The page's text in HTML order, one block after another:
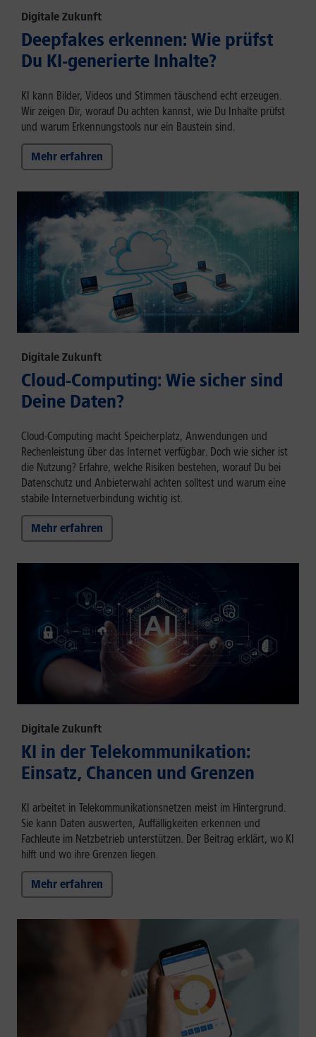
Digitale Zukunft
Deepfakes erkennen: Wie prüfst
Du KI-generierte Inhalte?
KI kann Bilder, Videos und Stimmen täuschend echt erzeugen.
Wir zeigen Dir, worauf Du achten kannst, wie Du Inhalte prüfst
und warum Erkennungstools nur ein Baustein sind.
Mehr erfahren
Digitale Zukunft
Cloud-Computing: Wie sicher sind
Deine Daten?
Cloud-Computing macht Speicherplatz, Anwendungen und
Rechenleistung über das Internet verfügbar. Doch wie sicher ist
die Nutzung? Erfahre, welche Risiken bestehen, worauf Du bei
Datenschutz und Anbieterwahl achten solltest und warum eine
stabile Internetverbindung wichtig ist.
Mehr erfahren
Digitale Zukunft
KI in der Telekommunikation:
Einsatz, Chancen und Grenzen
KI arbeitet in Telekommunikationsnetzen meist im Hintergrund.
Sie kann Daten auswerten, Auffälligkeiten erkennen und
Fachleute im Netzbetrieb unterstützen. Der Beitrag erklärt, wo KI
hilft und wo ihre Grenzen liegen.
Mehr erfahren